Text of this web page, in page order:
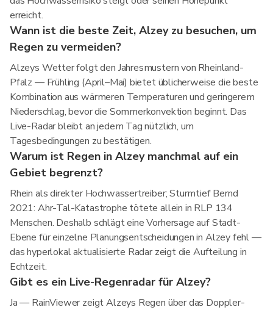
erreicht.
Wann ist die beste Zeit, Alzey zu besuchen, um
Regen zu vermeiden?
Alzeys Wetter folgt den Jahresmustern von Rheinland-
Pfalz — Frühling (April–Mai) bietet üblicherweise die beste
Kombination aus wärmeren Temperaturen und geringerem
Niederschlag, bevor die Sommerkonvektion beginnt. Das
Live-Radar bleibt an jedem Tag nützlich, um
Tagesbedingungen zu bestätigen.
Warum ist Regen in Alzey manchmal auf ein
Gebiet begrenzt?
Rhein als direkter Hochwassertreiber; Sturmtief Bernd
2021: Ahr-Tal-Katastrophe tötete allein in RLP 134
Menschen. Deshalb schlägt eine Vorhersage auf Stadt-
Ebene für einzelne Planungsentscheidungen in Alzey fehl —
das hyperlokal aktualisierte Radar zeigt die Aufteilung in
Echtzeit.
Gibt es ein Live-Regenradar für Alzey?
Ja — RainViewer zeigt Alzeys Regen über das Doppler-